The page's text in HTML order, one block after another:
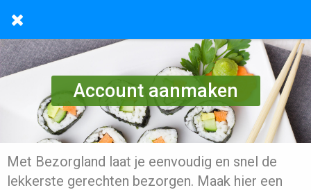
Account aanmaken
Met Bezorgland laat je eenvoudig en snel de
lekkerste gerechten bezorgen. Maak hier een